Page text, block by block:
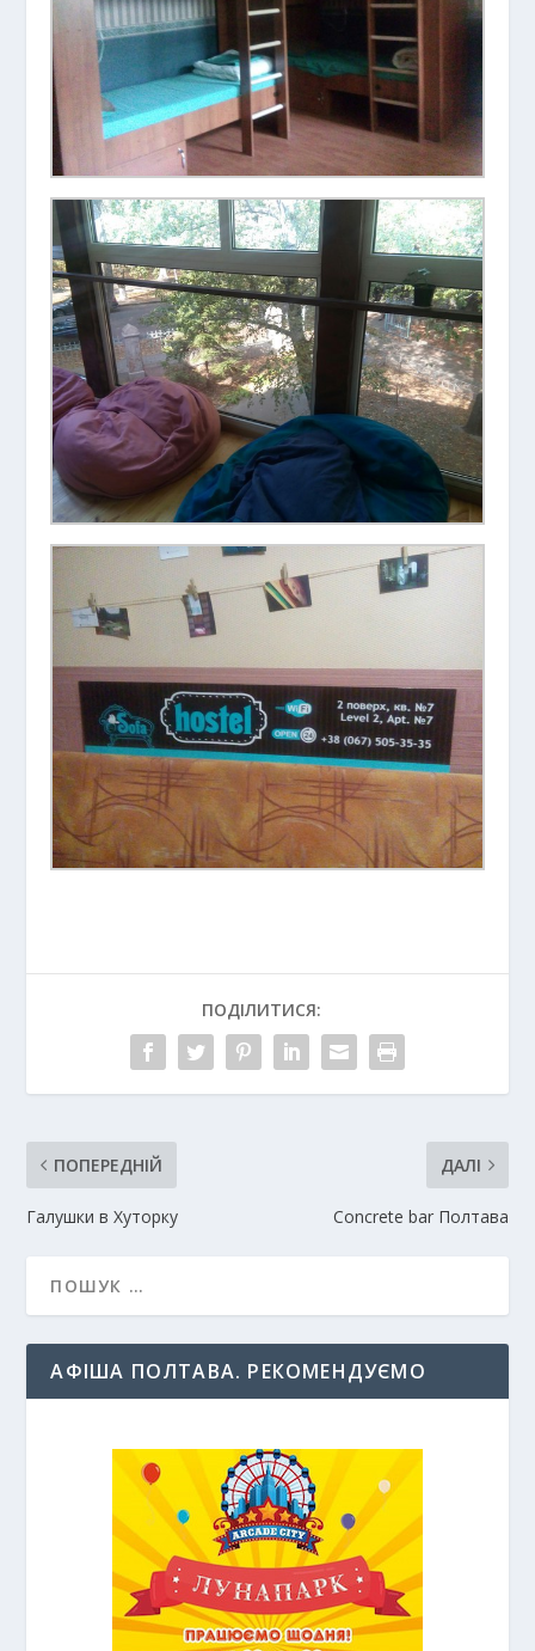
ПОДІЛИТИСЯ:
ПОПЕРЕДНІЙ
Галушки в Хуторку
ДАЛІ
Concrete bar Полтава
АФІША ПОЛТАВА. РЕКОМЕНДУЄМО